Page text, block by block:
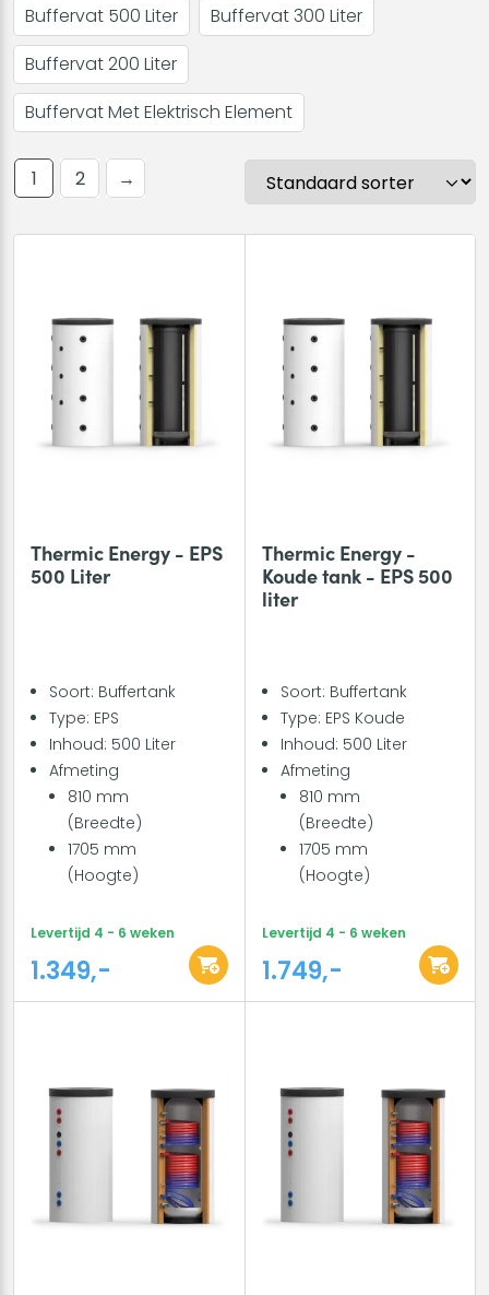
Buffervat 500 Liter
Buffervat 300 Liter
Buffervat 200 Liter
Buffervat Met Elektrisch Element
1 2 →
Thermic Energy - EPS
500 Liter
Soort: Buffertank
Type: EPS
Inhoud: 500 Liter
Afmeting
810 mm
(Breedte)
1705 mm
(Hoogte)
Levertijd 4 - 6 weken
1.349,-
Thermic Energy -
Koude tank - EPS 500
liter
Soort: Buffertank
Type: EPS Koude
Inhoud: 500 Liter
Afmeting
810 mm
(Breedte)
1705 mm
(Hoogte)
Levertijd 4 - 6 weken
1.749,-